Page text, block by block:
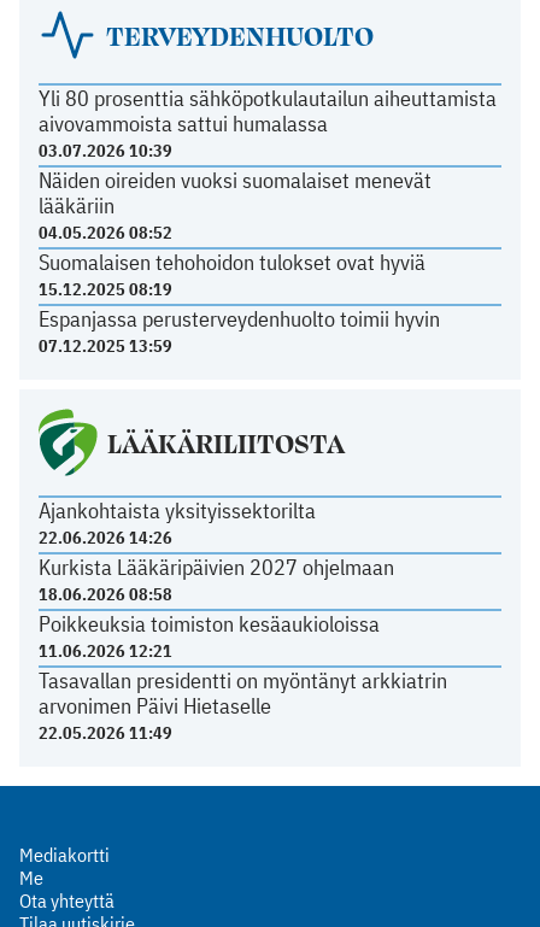
TERVEYDENHUOLTO
Yli 80 prosenttia sähköpotkulautailun aiheuttamista
aivovammoista sattui humalassa
03.07.2026 10:39
Näiden oireiden vuoksi suomalaiset menevät
lääkäriin
04.05.2026 08:52
Suomalaisen tehohoidon tulokset ovat hyviä
15.12.2025 08:19
Espanjassa perusterveydenhuolto toimii hyvin
07.12.2025 13:59
LÄÄKÄRILIITOSTA
Ajankohtaista yksityissektorilta
22.06.2026 14:26
Kurkista Lääkäripäivien 2027 ohjelmaan
18.06.2026 08:58
Poikkeuksia toimiston kesäaukioloissa
11.06.2026 12:21
Tasavallan presidentti on myöntänyt arkkiatrin
arvonimen Päivi Hietaselle
22.05.2026 11:49
Mediakortti
Me
Ota yhteyttä